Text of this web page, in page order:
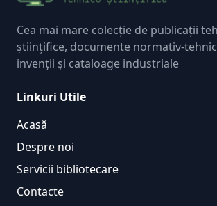
Cea mai mare colecție de publicații
științifice, documente normativ-
invenții și cataloage industriale
Linkuri Utile
Acasă
Despre noi
Servicii bibliotecare
Contacte